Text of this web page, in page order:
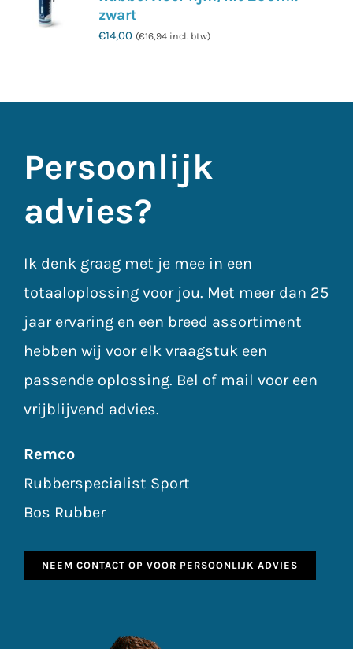
zwart
€14,00 (€16,94incl. btw)
Persoonlijk
advies?
Ik denk graag met je mee in een
totaaloplossing voor jou. Met meer dan 25
jaar ervaring en een breed assortiment
hebben wij voor elk vraagstuk een
passende oplossing. Bel of mail voor een
vrijblijvend advies.
Remco
Rubberspecialist Sport
Bos Rubber
NEEM CONTACT OP VOOR PERSOONLIJK ADVIES